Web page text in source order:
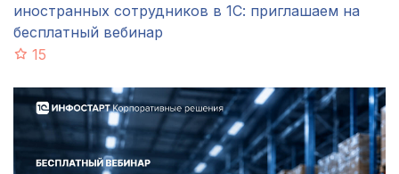
иностранных сотрудников в 1С: приглашаем на
бесплатный вебинар
15